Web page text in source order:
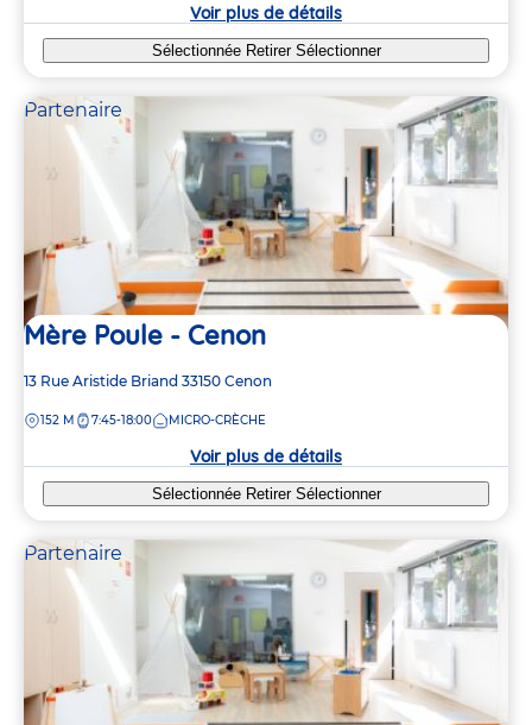
Voir plus de détails
Sélectionnée Retirer Sélectionner
Partenaire
Mère Poule - Cenon
Adresse
la
13 Rue Aristide Briand 33150 Cenon
DISTANCE
152 M 7:45-18:00 MICRO-CRÈCHE
Voir plus de détails
Sélectionnée Retirer Sélectionner
Partenaire